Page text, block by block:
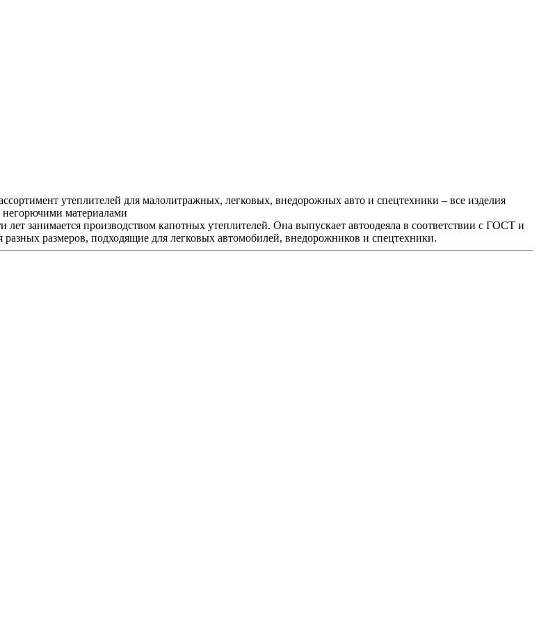
утеплителей для малолитражных, легковых, внедорожных авто и спецтехники – все изделия
материалами
занимается производством капотных утеплителей. Она выпускает автоодеяла в соответствии с ГОСТ и
размеров, подходящие для легковых автомобилей, внедорожников и спецтехники.